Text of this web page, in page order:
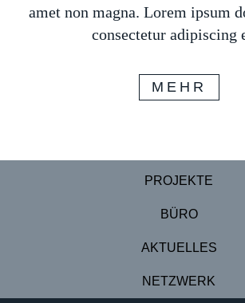
amet non magna. Lorem ipsum
consectetur adipiscing
MEHR
PROJEKTE
BÜRO
AKTUELLES
NETZWERK